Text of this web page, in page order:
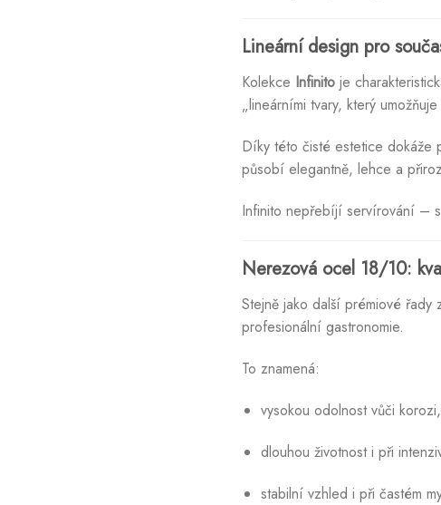
Lineární design pro
Kolekce Infinito je
„lineárními tvary, který
Díky této čisté estetice dokáže
působí elegantně, lehce a
Infinito nepřebíjí servírování –
Nerezová ocel 18/10:
Stejně jako další prémiové
profesionální gastronomie.
To znamená:
vysokou odolnost vůči korozi,
dlouhou životnost i při
stabilní vzhled i při častém